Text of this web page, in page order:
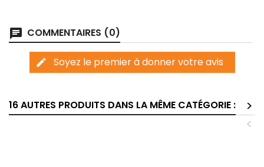
chat COMMENTAIRES (0)
edit Soyez le premier à donner votre avis
16 AUTRES PRODUITS DANS LA MÊME CATÉGORIE :
>
<